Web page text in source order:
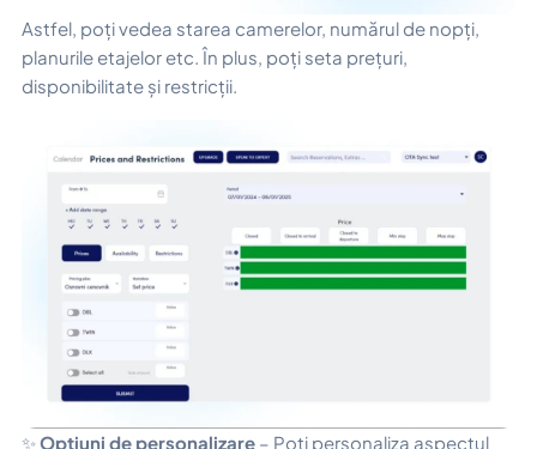
Astfel, poți vedea starea camerelor, numărul de nopți,
planurile etajelor etc. În plus, poți seta prețuri,
disponibilitate și restricții.
✨Opțiuni de personalizare – Poți personaliza aspectul